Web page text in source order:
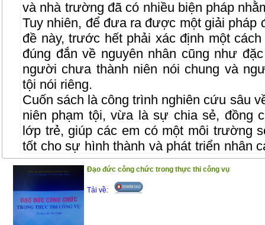
và nhà trường đã có nhiều biện pháp
Tuy nhiên, để đưa ra được một giải pháp
đề này, trước hết phải xác định một
đúng đắn về nguyên nhân cũng như
người chưa thành niên nói chung và
tội nói riêng.
Cuốn sách là công trình nghiên cứu sâu
niên phạm tội, vừa là sự chia sẻ, đồng
lớp trẻ, giúp các em có một môi trường
tốt cho sự hình thành và phát triển nhân
pháp luật, để các em có một hành
vào cuộc sống
Trân trọng giới thiệu đến bạn đọc !
(18/12/2020)
Đạo đức công chức trong thực thi công vụ
Tải về: